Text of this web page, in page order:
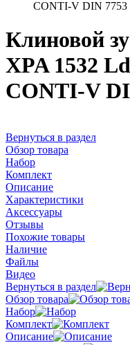
CONTI-V DIN 7753
Клиновой
XPA 1532
CONTI-V
Вернуться в раздел
Обзор товара
Набор
Комплект
Описание
Характеристики
Аксессуары
Отзывы
Похожие товары
Наличие
Файлы
Видео
Вернуться в раздел
Обзор товара
Набор
Комплект
Описание